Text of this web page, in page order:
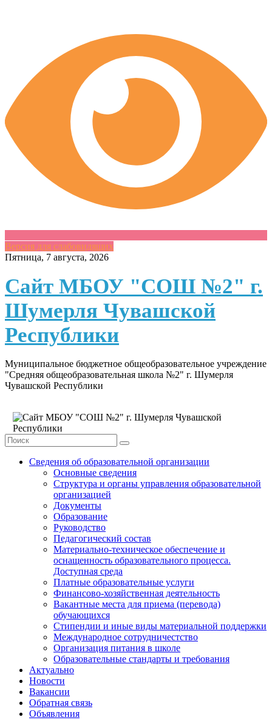
Версия для слабовидящих
Skip
content
Пятница, 7 августа, 2026
Сайт МБОУ "СОШ №2" г.
Шумерля Чувашской
Республики
Муниципальное бюджетное общеобразовательное учреждение
"Средняя общеобразовательная школа №2" г. Шумерля
Чувашской Республики
Сведения об образовательной организации
Основные сведения
Структура и органы управления образовательной
организацией
Документы
Образование
Руководство
Педагогический состав
Материально-техническое обеспечение и
оснащенность образовательного процесса.
Доступная среда
Платные образовательные услуги
Финансово-хозяйственная деятельность
Вакантные места для приема (перевода)
обучающихся
Стипендии и иные виды материальной поддержки
Международное сотрудничестство
Организация питания в школе
Образовательные стандарты и требования
Актуально
Новости
Вакансии
Обратная связь
Объявления